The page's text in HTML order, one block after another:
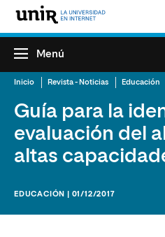
Menú
Inicio Revista - Noticias Educación
Guía para la
evaluación del
altas
EDUCACIÓN | 01/12/2017